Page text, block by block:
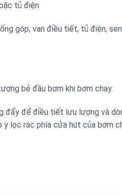
tủ điện
góp, van điều tiết, tủ điện,
bẻ đầu bơm khi bơm chạy.
đẩy để điều tiết lưu lượng và
lọc rác phía cửa hút của bơm